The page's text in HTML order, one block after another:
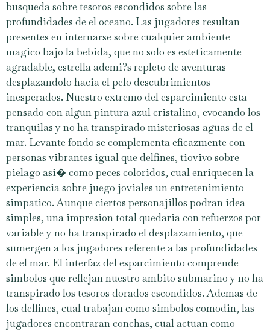
busqueda sobre tesoros escondidos sobre las
profundidades de el oceano. Las jugadores resultan
presentes en internarse sobre cualquier ambiente
magico bajo la bebida, que no solo es esteticamente
agradable, estrella ademi?s repleto de aventuras
desplazandolo hacia el pelo descubrimientos
inesperados. Nuestro extremo del esparcimiento esta
pensado con algun pintura azul cristalino, evocando los
tranquilas y no ha transpirado misteriosas aguas de el
mar. Levante fondo se complementa eficazmente con
personas vibrantes igual que delfines, tiovivo sobre
pielago asi� como peces coloridos, cual enriquecen la
experiencia sobre juego joviales un entretenimiento
simpatico. Aunque ciertos personajillos podran idea
simples, una impresion total quedaria con refuerzos por
variable y no ha transpirado el desplazamiento, que
sumergen a los jugadores referente a las profundidades
de el mar. El interfaz del esparcimiento comprende
simbolos que reflejan nuestro ambito submarino y no ha
transpirado los tesoros dorados escondidos. Ademas de
los delfines, cual trabajan como simbolos comodin, las
jugadores encontraran conchas, cual actuan como